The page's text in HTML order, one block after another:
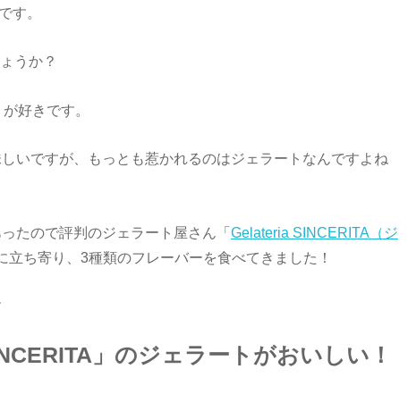
す。
うか？
好きです。
いですが、もっとも惹かれるのはジェラートなんですよね
たので評判のジェラート屋さん「Gelateria SINCERITA（ジ
立ち寄り、3種類のフレーバーを食べてきました！
」のジェラートがおいしい！